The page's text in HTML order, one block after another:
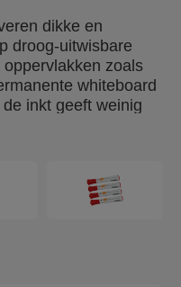
dikke en
droog-uitwisbare
zoals
whiteboard
inkt geeft weinig
kleuren voor al je
Gebruik met
resultaat.